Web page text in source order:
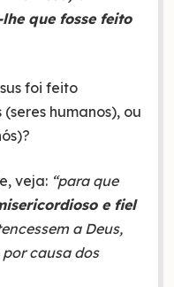
que fosse feito
foi feito
humanos), ou
veja: “para que
e fiel
a Deus,
causa dos